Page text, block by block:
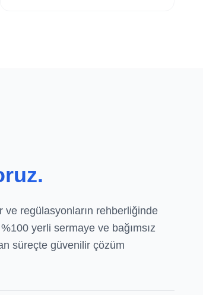
ve regülasyonların rehberliğinde
yerli sermaye ve bağımsız
süreçte güvenilir çözüm